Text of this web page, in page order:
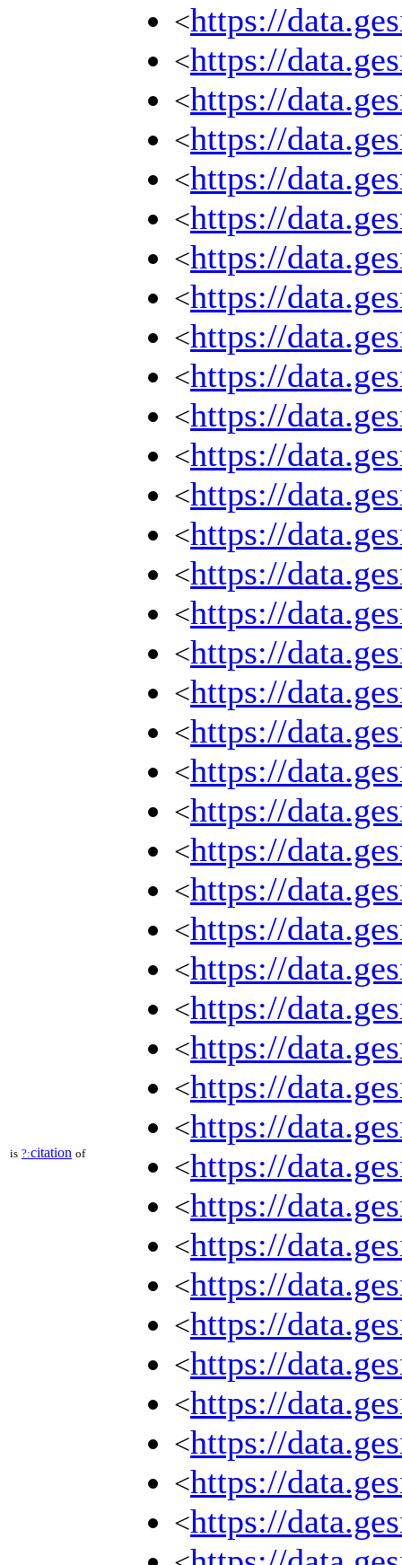
is ?:citation of
<https://
<https://
<https://
<https://
<https://
<https://
<https://
<https://
<https://
<https://
<https://
<https://
<https://
<https://
<https://
<https://
<https://
<https://
<https://
<https://
<https://
<https://
<https://
<https://
<https://
<https://
<https://
<https://
<https://
<https://
<https://
<https://
<https://
<https://
<https://
<https://
<https://
<https://
<https://